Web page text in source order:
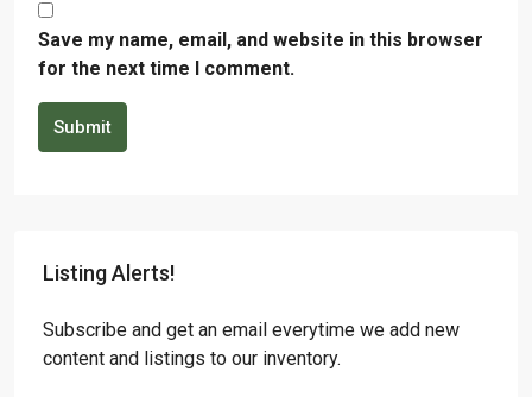
Save my name, email, and website in this browser
for the next time I comment.
Submit
Listing Alerts!
Subscribe and get an email everytime we add new
content and listings to our inventory.